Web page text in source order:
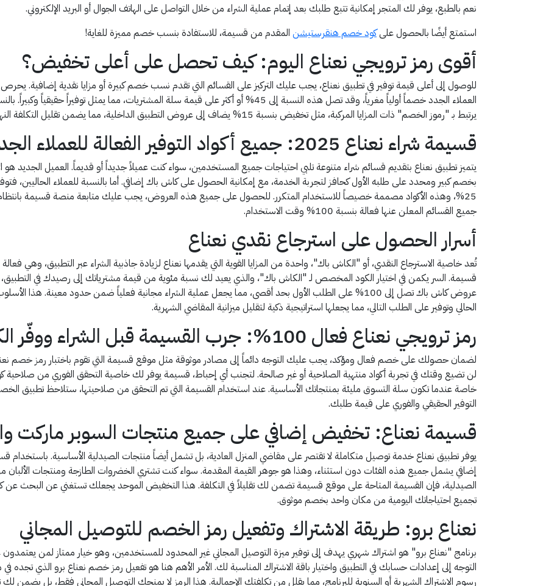
نعم بالطبع، يوفر لك المتجر إمكانية تتبع طلبك بعد إتمام عملية الشراء من خلال التواصل على الهاتف الجوال أو البريد الإلكتروني.
استمتع أيضًا بالحصول علىكود خصم هنقرستيشن المقدم من قسيمة، للاستفادة بنسب خصم مميزة للغاية!
أقوى رمز ترويجي نعناع اليوم: كيف تحصل على أعلى تخفيض؟
للوصول إلى أعلى قيمة توفير في تطبيق نعناع، يجب عليك التركيز على القسائم التي تقدم نسب خصم كبيرة أو مزايا نقدية إضافية.
العملاء الجدد خصماً أولياً مغرياً، وقد تصل هذه النسبة إلى 45% أو أكثر على قيمة سلة المشتريات، مما
يرتبط بـ "رموز الخصم" ذات المزايا المركبة، مثل تخفيض بنسبة 15% يضاف إلى عروض التطبيق الداخلية، مما يضمن تقليل التكلفة النهائية للمقاضي بشكل فعال وملموس في كل عملية شراء.
قسيمة شراء نعناع 2025: جميع أكواد التوفير الفعالة للعملاء الجدد والحاليين
25%، وهذه الأكواد مصممة خصيصاً للاستخدام المتكرر. للحصول على جميع هذه العروض، يجب عليك متابعة منصة قسيمة
جميع القسائم المعلن عنها فعالة بنسبة 100% وقت الاستخدام.
أسرار الحصول على استرجاع نقدي نعناع
تُعد خاصية الاسترجاع النقدي، أو "الكاش باك"، واحدة من المزايا القوية التي يقدمها نعناع لزيادة جاذبية الشراء عبر التطبيق،
قسيمة. السر يكمن في اختيار الكود المخصص لـ "الكاش باك"، والذي يعيد لك نسبة مئوية من قيمة مشترياتك إلى رصيدك في
عروض كاش باك تصل إلى 100% على الطلب الأول بحد أقصى، مما يجعل عملية الشراء مجانية فعلياً ضمن حدود
الحالي وتوفير على الطلب التالي، مما يجعلها استراتيجية ذكية لتقليل ميزانية المقاضي الشهرية.
رمز ترويجي نعناع فعال 100%: جرب القسيمة قبل الشراء ووفّر الكثير
لن تضيع وقتك في تجربة أكواد منتهية الصلاحية أو غير صالحة. لتجنب أي إحباط، قسيمة يوفر لك خاصية التحقق الفوري من صلاحية
خاصة عندما تكون سلة التسوق مليئة بمنتجاتك الأساسية. عند استخدام القسيمة التي تم التحقق من صلاحيتها، ستلاحظ تطبيق
التوفير الحقيقي والفوري على قيمة طلبك.
قسيمة نعناع: تخفيض إضافي على جميع منتجات السوبر ماركت
يوفر تطبيق نعناع خدمة توصيل متكاملة لا تقتصر على مقاضي المنزل العادية، بل تشمل أيضاً منتجات الصيدلية الأساسية.
إضافي يشمل جميع هذه الفئات دون استثناء، وهذا هو جوهر القيمة المقدمة. سواء كنت تشتري الخضروات الطازجة ومنتجات الألبان
الصيدلية، فإن القسيمة المتاحة على موقع قسيمة تضمن لك تقليلاً في التكلفة. هذا التخفيض الموحد يجعلك تستغني عن البحث
تجميع احتياجاتك اليومية من مكان واحد بخصم موثوق.
نعناع برو: طريقة الاشتراك وتفعيل رمز الخصم للتوصيل المجاني
برنامج "نعناع برو" هو اشتراك شهري يهدف إلى توفير ميزة التوصيل المجاني غير المحدود للمستخدمين، وهو خيار ممتاز لمن
التوجه إلى إعدادات حسابك في التطبيق واختيار باقة الاشتراك المناسبة لك. الأمر الأهم هنا هو تفعيل رمز خصم نعناع برو الذي
رسوم الاشتراك الشهرية أو السنوية للبرنامج، مما يقلل من تكلفتك الإجمالية. هذا الرمز لا يمنحك التوصيل المجاني فقط، بل يضمن لك